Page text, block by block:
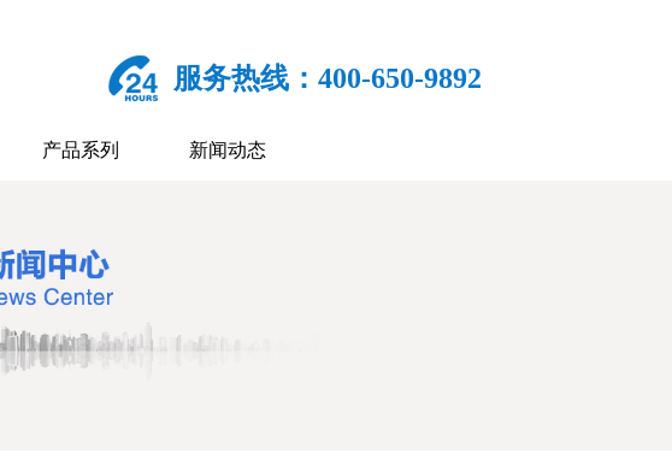
服务热线：400-650-9892
产品系列 新闻动态